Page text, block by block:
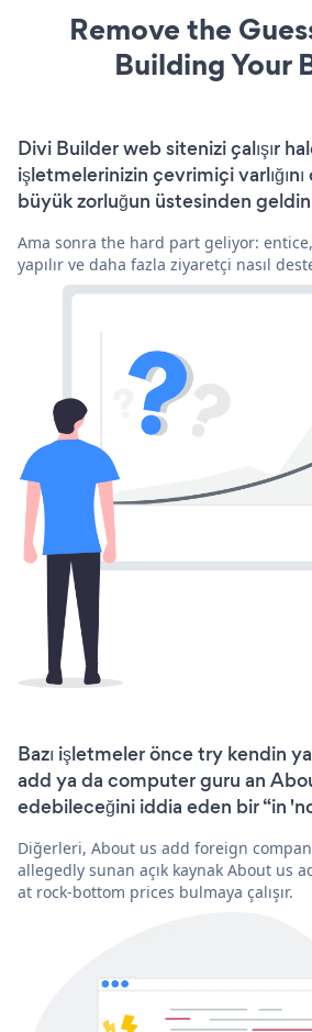
Remove the
Building Your
Divi Builder web sitenizi çalışır
işletmelerinizin çevrimiçi
büyük zorluğun üstesinden
Ama sonra the hard part geliyor:
yapılır ve daha fazla ziyaretçi nasıl
Bazı işletmeler önce try kendin
add ya da computer guru an
edebileceğini iddia eden bir “in
Diğerleri, About us add foreign
allegedly sunan açık kaynak About us
at rock-bottom prices bulmaya çalışır.